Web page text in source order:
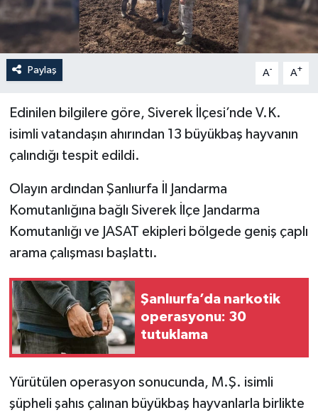
Paylaş A- A+
Edinilen bilgilere göre, Siverek İlçesi’nde V.K.
isimli vatandaşın ahırından 13 büyükbaş hayvanın
çalındığı tespit edildi.
Olayın ardından Şanlıurfa İl Jandarma
Komutanlığına bağlı Siverek İlçe Jandarma
Komutanlığı ve JASAT ekipleri bölgede geniş çaplı
arama çalışması başlattı.
Şanlıurfa’da narkotik
operasyonu: 30
tutuklama
Yürütülen operasyon sonucunda, M.Ş. isimli
şüpheli şahıs çalınan büyükbaş hayvanlarla birlikte
Teknoloji
Yaşam